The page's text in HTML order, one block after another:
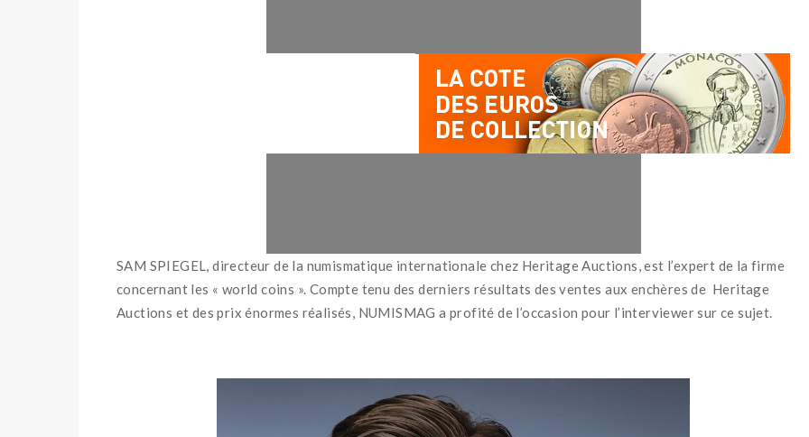
SAM SPIEGEL, directeur de la numismatique internationale chez Heritage Auctions, est l’expert de la firme
concernant les « world coins ». Compte tenu des derniers résultats des ventes aux enchères de Heritage
Auctions et des prix énormes réalisés, NUMISMAG a profité de l’occasion pour l’interviewer sur ce sujet.